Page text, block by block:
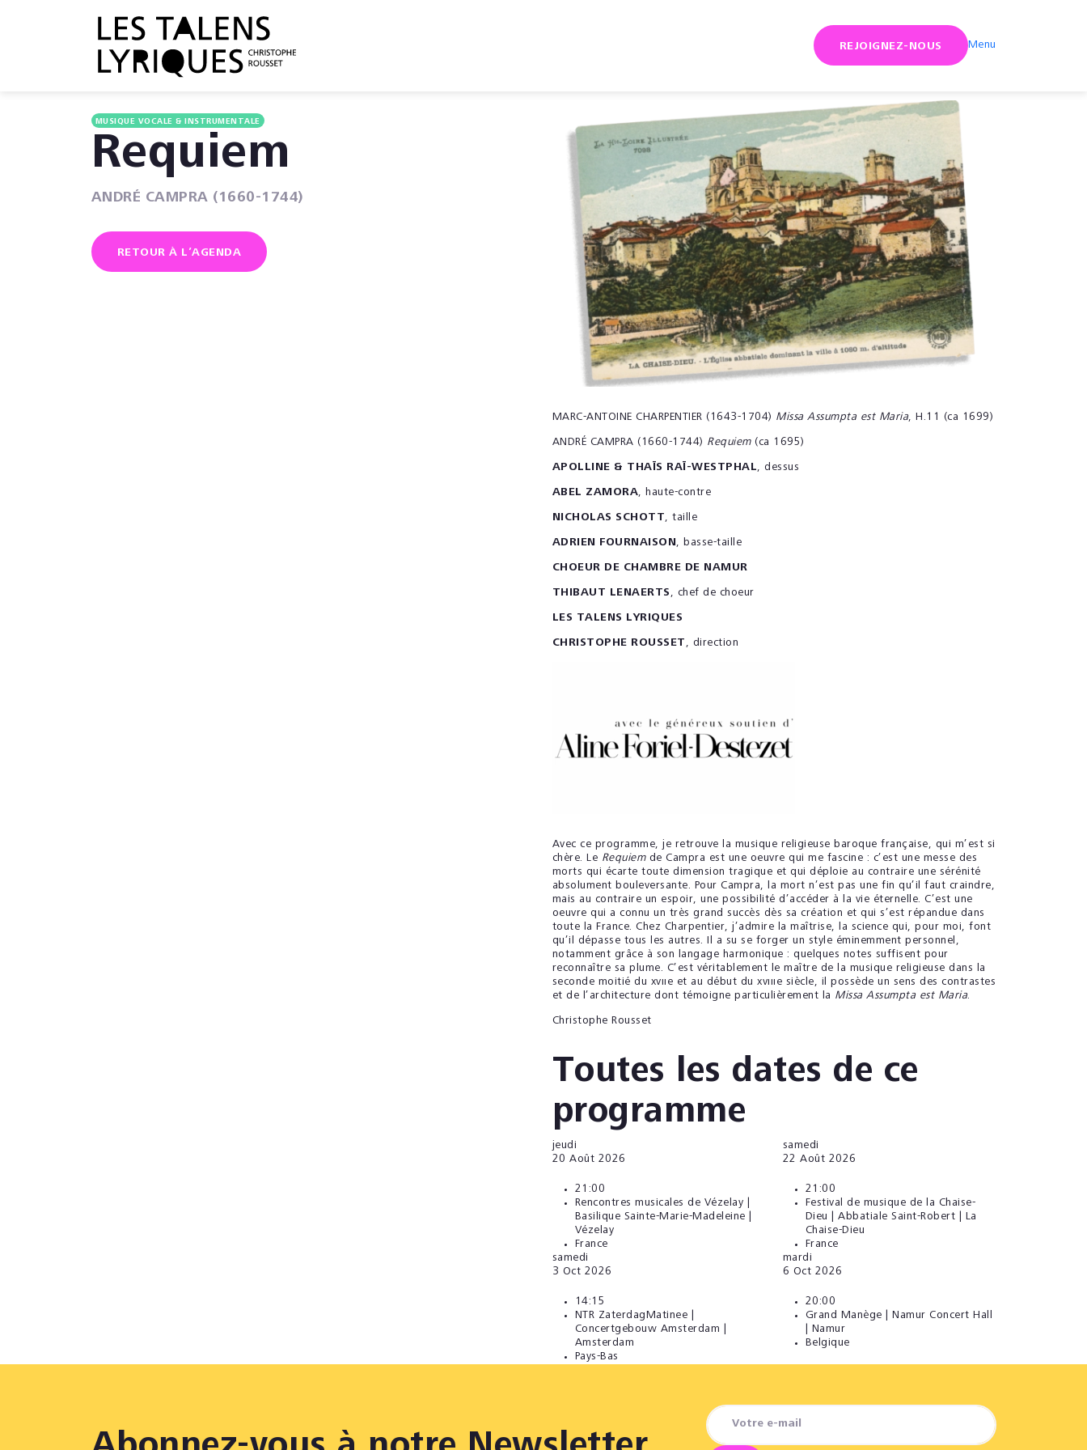
REJOIGNEZ-NOUS Menu
MUSIQUE VOCALE & INSTRUMENTALE
Requiem
ANDRÉ CAMPRA (1660-1744)
RETOUR À L’AGENDA
MARC-ANTOINE CHARPENTIER (1643-1704) Missa Assumpta est Maria, H.11 (ca 1699)
ANDRÉ CAMPRA (1660-1744) Requiem(ca 1695)
APOLLINE & THAÏS RAÏ-WESTPHAL, dessus
ABEL ZAMORA, haute-contre
NICHOLAS SCHOTT, taille
ADRIEN FOURNAISON , basse-taille
CHOEUR DE CHAMBRE DE NAMUR
THIBAUT LENAERTS , chef de choeur
LES TALENS LYRIQUES
CHRISTOPHE ROUSSET , direction
Avec ce programme, je retrouve la musique religieuse baroque française, qui m’est si
chère. Le Requiem de Campra est une oeuvre qui me fascine : c’est une messe des
morts qui écarte toute dimension tragique et qui déploie au contraire une sérénité
absolument bouleversante. Pour Campra, la mort n’est pas une fin qu’il faut craindre,
mais au contraire un espoir, une possibilité d’accéder à la vie éternelle. C’est une
oeuvre qui a connu un très grand succès dès sa création et qui s’est répandue dans
toute la France. Chez Charpentier, j’admire la maîtrise, la science qui, pour moi, font
qu’il dépasse tous les autres. Il a su se forger un style éminemment personnel,
notamment grâce à son langage harmonique : quelques notes suffisent pour
reconnaître sa plume. C’est véritablement le maître de la musique religieuse dans la
seconde moitié du xvıı e et au début du xvııı e siècle, il possède un sens des contrastes
et de l’architecture dont témoigne particulièrement la Missa Assumpta est Maria.
Christophe Rousset
Toutes les dates de ce
programme
jeudi
20 Août 2026
21:00
Rencontres musicales de Vézelay |
Basilique Sainte-Marie-Madeleine |
Vézelay
France
samedi
22 Août 2026
21:00
Festival de musique de la Chaise-
Dieu | Abbatiale Saint-Robert | La
Chaise-Dieu
France
samedi
3 Oct 2026
14:15
NTR ZaterdagMatinee |
Concertgebouw Amsterdam |
Amsterdam
Pays-Bas
mardi
6 Oct 2026
20:00
Grand Manège | Namur Concert Hall
| Namur
Belgique